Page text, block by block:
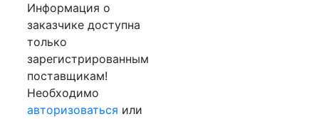
Информация о
заказчике доступна
только
зарегистрированным
поставщикам!
Необходимо
авторизоваться или